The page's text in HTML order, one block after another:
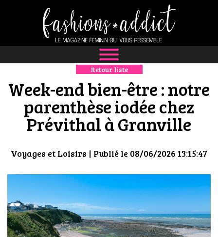
NEWS
MODE
LUXE
DÉFILÉS
BOUTIQUE
CULTURE
HIGH TECH
Retour liste
Week-end bien-être : notre
parenthèse iodée chez
Prévithal à Granville
Voyages et Loisirs | Publié le 08/06/2026 13:15:47